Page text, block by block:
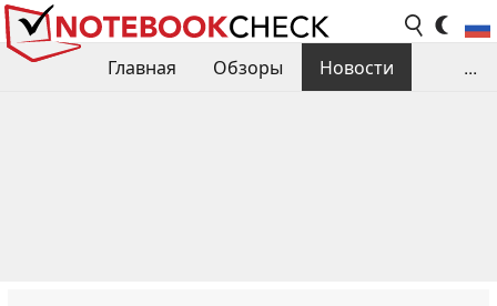
Главная Обзоры
Новости
...